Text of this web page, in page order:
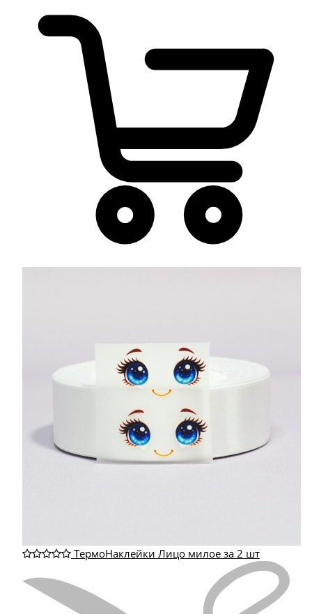
ТермоНаклейки Лицо милое за 2 шт